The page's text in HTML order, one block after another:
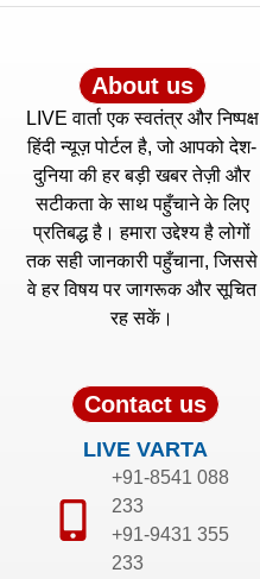
About us
LIVE वार्ता एक स्वतंत्र और निष्पक्ष
हिंदी न्यूज़ पोर्टल है, जो आपको देश-
दुनिया की हर बड़ी खबर तेज़ी और
सटीकता के साथ पहुँचाने के लिए
प्रतिबद्ध है। हमारा उद्देश्य है लोगों
तक सही जानकारी पहुँचाना, जिससे
वे हर विषय पर जागरूक और सूचित
रह सकें।
Contact us
LIVE VARTA
+91-8541 088
233
+91-9431 355
233